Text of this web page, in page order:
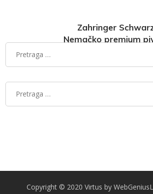
Zahringer
Nemačko premium
Copyright © 2020 Virtus by